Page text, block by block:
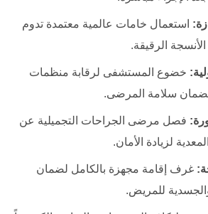
استعمال خامات عالمية معتمدة تدوم
الرقيقة.
خضوع المستشفى لرقابة منظمات
لضمان سلامة المرضى.
فصل مرضى الجراحات التجميلية عن
لزيادة الأمان.
غرف إقامة مجهزة بالكامل لضمان
للمريض.